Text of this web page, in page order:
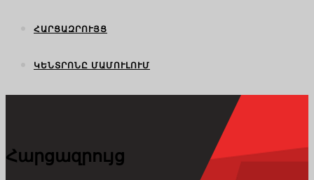
ՀԱՐՑԱԶՐՈՒՅՑ
ԿԵՆՏՐՈՆԸ ՄԱՄՈՒԼՈՒՄ
Հարցազրույց